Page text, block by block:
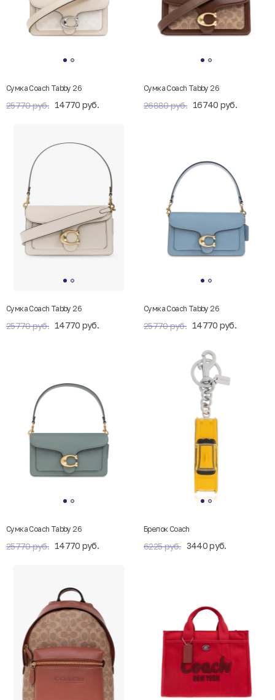
Сумка Coach Tabby 26
25770 руб. 14770 руб.
Сумка Coach Tabby 26
26880 руб. 16740 руб.
Сумка Coach Tabby 26
25770 руб. 14770 руб.
Сумка Coach Tabby 26
25770 руб. 14770 руб.
Сумка Coach Tabby 26
25770 руб. 14770 руб.
Брелок Coach
6225 руб. 3440 руб.